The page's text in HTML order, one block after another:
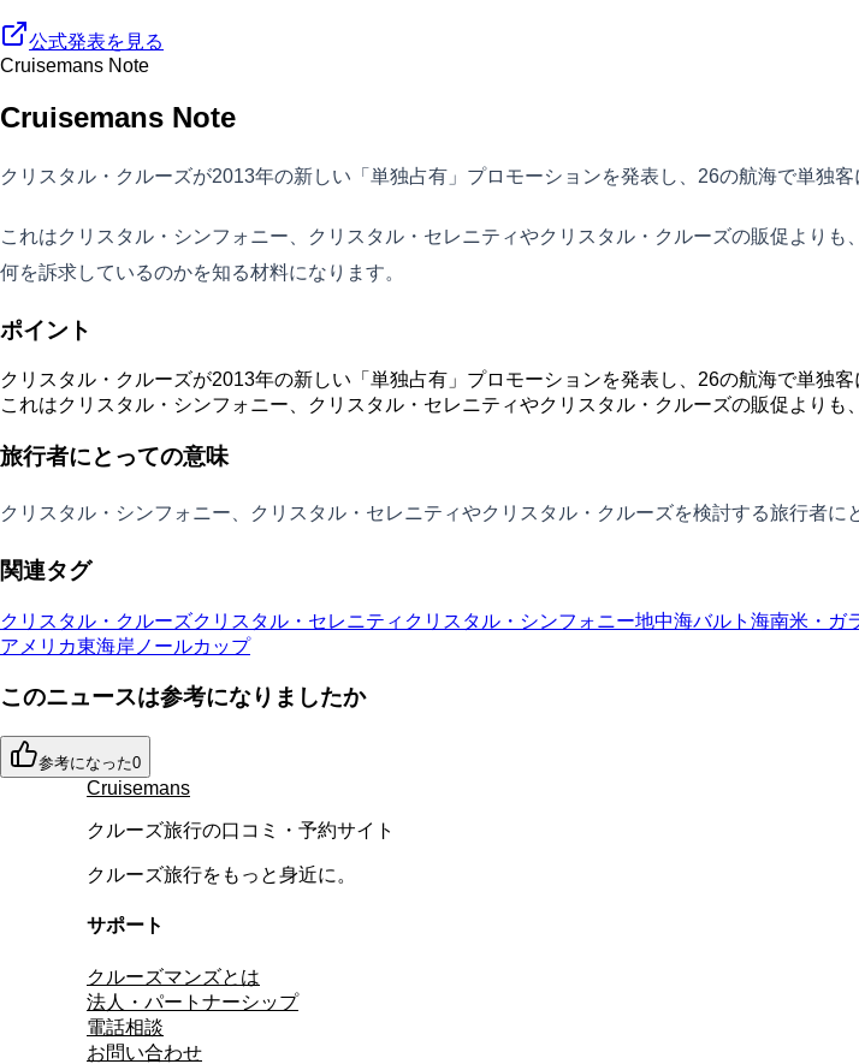
公式発表を見る
Cruisemans Note
Cruisemans Note
クリスタル・クルーズが2013年の新しい「単独占有」プロモーションを発表し、26の航海で単独客
これはクリスタル・シンフォニー、クリスタル・セレニティやクリスタル・クルーズの販促より
何を訴求しているのかを知る材料になります。
ポイント
クリスタル・クルーズが2013年の新しい「単独占有」プロモーションを発表し、26の航海で単独
これはクリスタル・シンフォニー、クリスタル・セレニティやクリスタル・クルーズの販促より
旅行者にとっての意味
クリスタル・シンフォニー、クリスタル・セレニティやクリスタル・クルーズを検討する旅行者
関連タグ
クリスタル・クルーズクリスタル・セレニティ クリスタル・シンフォニー地中海バルト海南米・ガ
アメリカ東海岸 ノールカップ
このニュースは参考になりましたか
参考になった0
Cruisemans
クルーズ旅行の口コミ・予約サイト
クルーズ旅行をもっと身近に。
サポート
クルーズマンズとは
法人・パートナーシップ
電話相談
お問い合わせ